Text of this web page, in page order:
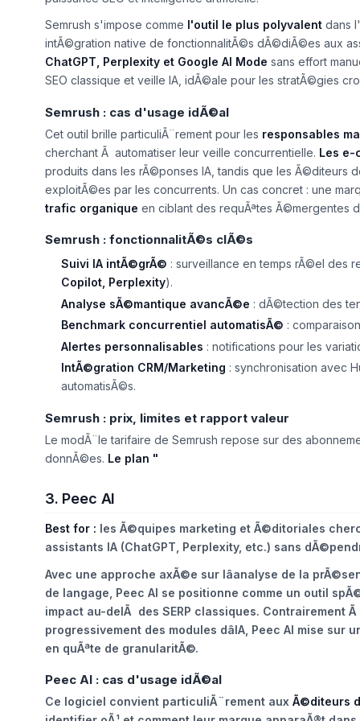
Semrush s'impose comme l'outil le plus polyvalent dans
intÃ©gration native de fonctionnalitÃ©s dÃ©diÃ©es aux
ChatGPT, Perplexity et Google AI Mode sans effort
SEO classique et veille IA, idÃ©ale pour les stratÃ©gies
Semrush : cas d'usage idÃ©al
Cet outil brille particuliÃ¨rement pour les responsables
cherchant Ã automatiser leur veille concurrentielle. Les e-
produits dans les rÃ©ponses IA, tandis que les Ã©diteurs
exploitÃ©es par les concurrents. Un cas concret : une
trafic organique en ciblant des requÃªtes Ã©mergentes
Semrush : fonctionnalitÃ©s clÃ©s
Suivi IA intÃ©grÃ© : surveillance en temps rÃ©el des
Copilot, Perplexity).
Analyse sÃ©mantique avancÃ©e : dÃ©tection des
Benchmark concurrentiel automatisÃ© :
Alertes personnalisables : notifications pour les
IntÃ©gration CRM/Marketing : synchronisation avec
automatisÃ©s.
Semrush : prix, limites et rapport valeur
Le modÃ¨le tarifaire de Semrush repose sur des
donnÃ©es. Le plan "
3. Peec AI
Best for : les Ã©quipes marketing et Ã©ditoriales
assistants IA (ChatGPT, Perplexity, etc.) sans
Avec une approche axÃ©e sur lâanalyse de la
de langage, Peec AI se positionne comme un outil
impact au-delÃ des SERP classiques. Contrairement
progressivement des modules dâIA, Peec AI mise
en quÃªte de granularitÃ©.
Peec AI : cas d'usage idÃ©al
Ce logiciel convient particuliÃ¨rement aux Ã©diteurs